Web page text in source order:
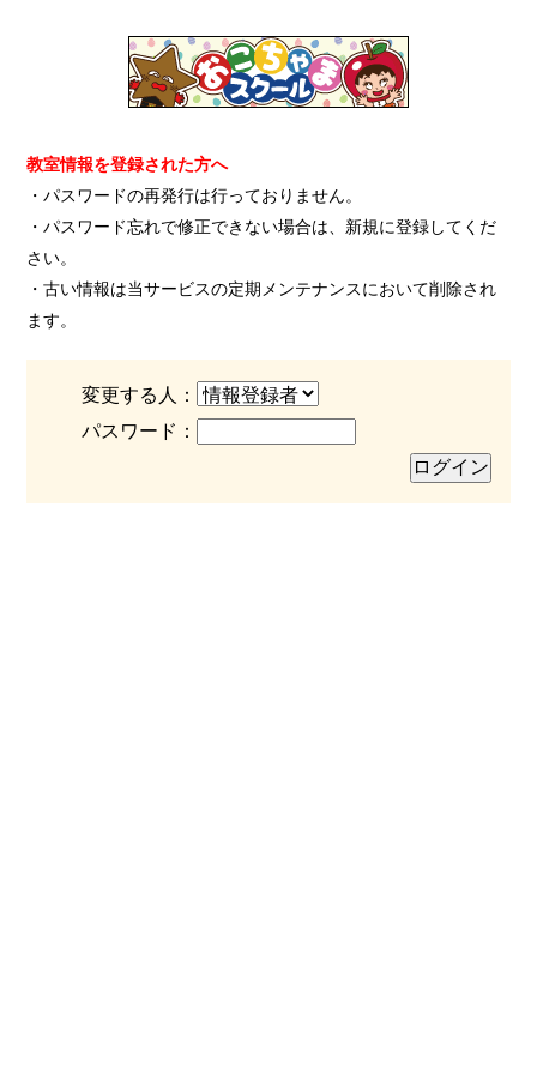
教室情報を登録された方へ
・パスワードの再発行は行っておりません。
・パスワード忘れで修正できない場合は、新規に登録してくだ
さい。
・古い情報は当サービスの定期メンテナンスにおいて削除され
ます。
変更する人：
パスワード：